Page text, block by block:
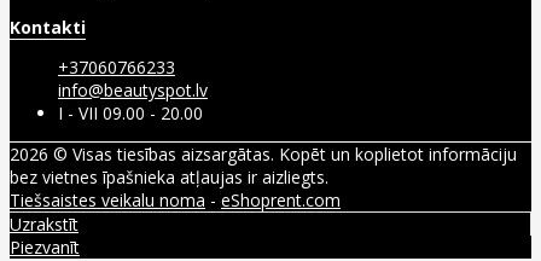
Kontakti
+37060766233
info@beautyspot.lv
I - VII 09.00 - 20.00
2026 © Visas tiesības aizsargātas. Kopēt un koplietot informāciju
bez vietnes īpašnieka atļaujas ir aizliegts.
Tiešsaistes veikalu noma - eShoprent.com
Uzrakstīt
Piezvanīt